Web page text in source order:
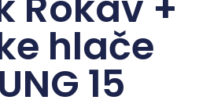
hlače
15